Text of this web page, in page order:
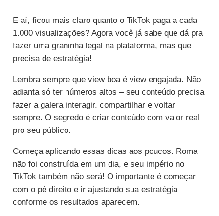
E aí, ficou mais claro quanto o TikTok paga a cada
1.000 visualizações? Agora você já sabe que dá pra
fazer uma graninha legal na plataforma, mas que
precisa de estratégia!
Lembra sempre que view boa é view engajada. Não
adianta só ter números altos – seu conteúdo precisa
fazer a galera interagir, compartilhar e voltar
sempre. O segredo é criar conteúdo com valor real
pro seu público.
Começa aplicando essas dicas aos poucos. Roma
não foi construída em um dia, e seu império no
TikTok também não será! O importante é começar
com o pé direito e ir ajustando sua estratégia
conforme os resultados aparecem.